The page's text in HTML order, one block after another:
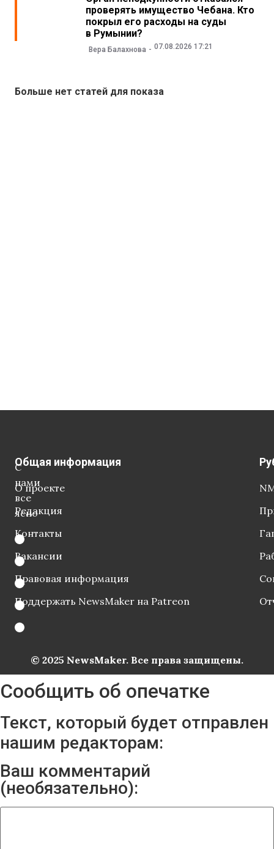
проверять имущество Чебана. Кто
покрыл его расходы на суды
в Румынии?
Вера Балахнова 07.08.2026 17:21
Больше нет статей для показа
С
нами
все
ясно
Общая информация
О проекте
Редакция
Контакты
Вакансии
Правовая информация
Поддержать NewsMaker на Patreon
© 2025 NewsMaker. Все права защищены.
Сообщить об опечатке
Текст, который будет отправлен
нашим редакторам:
Ваш комментарий
(необязательно):